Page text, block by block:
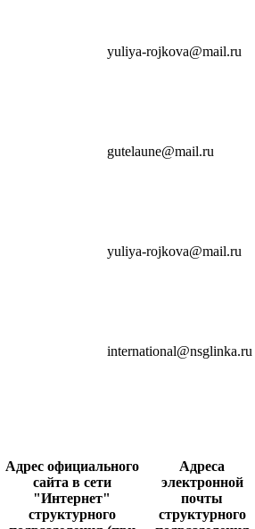
yuliya-rojkova@mail.ru
gutelaune@mail.ru
yuliya-rojkova@mail.ru
international@nsglinka.ru
Адрес официального
сайта в сети
"Интернет"
структурного
Адреса
электронной
почты
структурного